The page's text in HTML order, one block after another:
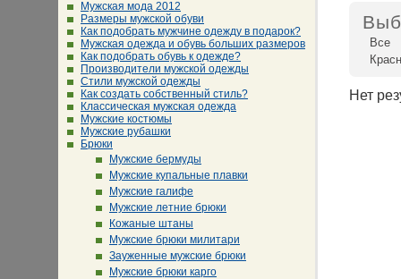
Мужская мода 2012
Размеры мужской обуви
Как подобрать мужчине одежду в подарок?
Мужская одежда и обувь больших размеров
Как подобрать обувь к одежде?
Производители мужской одежды
Стили мужской одежды
Как создать собственный стиль?
Классическая мужская одежда
Мужские костюмы
Мужские рубашки
Брюки
Мужские бермуды
Мужские купальные плавки
Мужские галифе
Мужские летние брюки
Кожаные штаны
Мужские брюки милитари
Зауженные мужские брюки
Мужские брюки карго
Все
Нет